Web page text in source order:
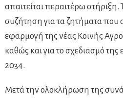
απαιτείται περαιτέρω στήριξη.
συζήτηση για τα ζητήματα
εφαρμογή της νέας Κοινής
καθώς και για το σχεδιασμό
2034.
Μετά την ολοκλήρωση της